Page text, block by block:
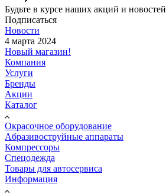
Будьте в курсе наших акций и новостей
Подписаться
Новости
4 марта 2024
Новый магазин!
Компания
Услуги
Бренды
Акции
Каталог
Окрасочное оборудование
Aбразивоструйные аппараты
Компрессоры
Спецодежда
Товары для автосервиса
Информация